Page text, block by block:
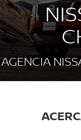
AGENCIA